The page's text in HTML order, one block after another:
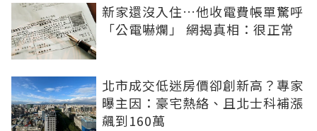
新家還沒入住…他收電費帳單驚呼
「公電嚇爛」 網揭真相：很正常
北市成交低迷房價卻創新高？專家
曝主因：豪宅熱絡、且北士科補漲
飆到160萬